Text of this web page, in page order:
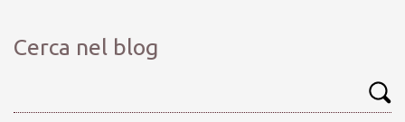
Cerca nel blog